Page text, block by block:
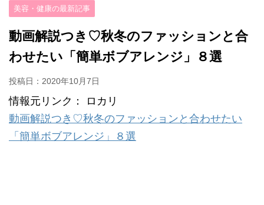
美容・健康の最新記事
動画解説つき♡秋冬のファッションと合
わせたい「簡単ボブアレンジ」８選
投稿日： 2020年10月7日
情報元リンク： ロカリ
動画解説つき♡秋冬のファッションと合わせたい
「簡単ボブアレンジ」８選